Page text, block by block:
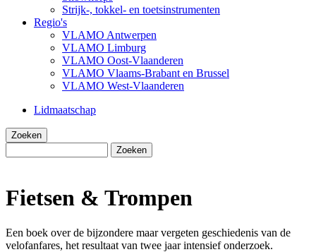
Strijk-, tokkel- en toetsinstrumenten
Regio's
VLAMO Antwerpen
VLAMO Limburg
VLAMO Oost-Vlaanderen
VLAMO Vlaams-Brabant en Brussel
VLAMO West-Vlaanderen
Lidmaatschap
Zoeken
Fietsen & Trompen
Een boek over de bijzondere maar vergeten geschiedenis van de
velofanfares, het resultaat van twee jaar intensief onderzoek.